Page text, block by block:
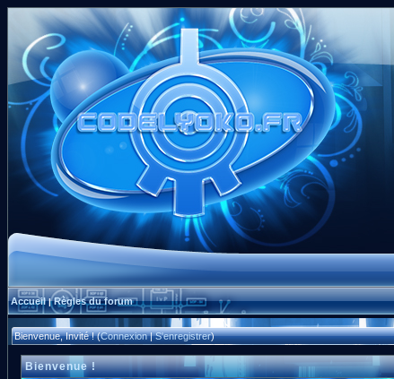
Accueil|Règles du forum
Bienvenue, Invité ! (Connexion|S'enregistrer)
Bienvenue !